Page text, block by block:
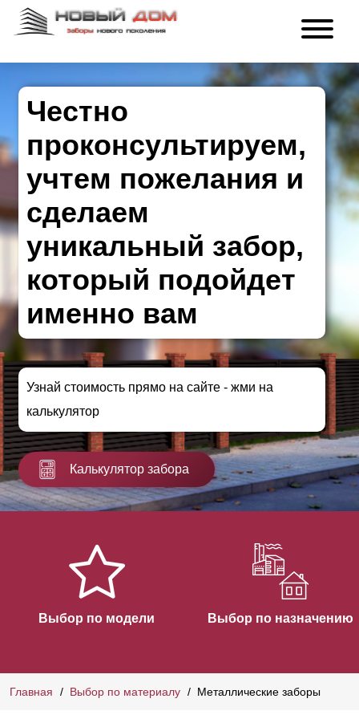
Честно
проконсультируем,
учтем пожелания и
сделаем
уникальный забор,
который подойдет
именно вам
Узнай стоимость прямо на сайте - жми на
калькулятор
Калькулятор забора
Выбор по модели Выбор по назначению
Главная Выбор по материалу Металлические заборы